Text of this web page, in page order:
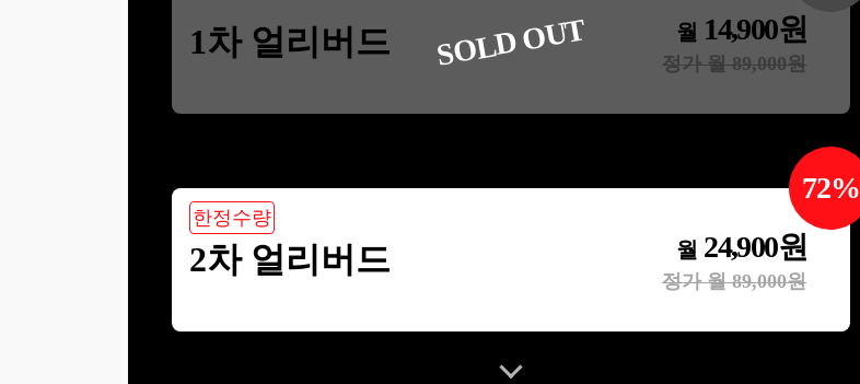
1차 얼리버드 월 14,900원
정가 월89,000원
SOLD OUT
한정수량
2차 얼리버드 월 24,900원
정가 월89,000원
72%